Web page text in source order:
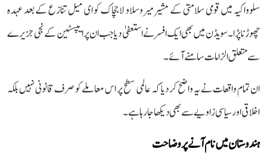
سلوواکیہ میں قومی سلامتی کے مشیر میروسلاو لاجچاک کو ای میل تنازع کے بعد عہدہ
چھوڑنا پڑا۔ سویڈن میں بھی ایک افسر نے استعفیٰ دیا جب ان پر ایپسٹین کے نجی جزیرے
سے متعلق الزامات سامنے آئے۔
ان تمام واقعات نے یہ واضح کر دیا کہ عالمی سطح پر اس معاملے کو صرف قانونی نہیں بلکہ
اخلاقی اور سیاسی زاویے سے بھی دیکھا جا رہا ہے۔
ہندوستان میں نام آنے پر وضاحت